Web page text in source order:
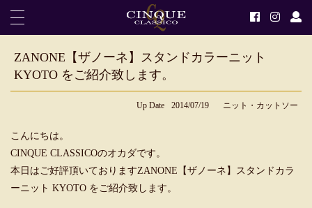
ZANONE【ザノーネ】スタンドカラーニット
KYOTO をご紹介致します。
Up Date 2014/07/19 ニット・カットソー
こんにちは。
CINQUE CLASSICOのオカダです。
本日はご好評頂いておりますZANONE【ザノーネ】スタンドカラ
ーニット KYOTO をご紹介致します。